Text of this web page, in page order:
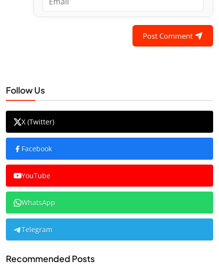
Post Comment
Follow Us
X (Twitter)
Facebook
YouTube
WhatsApp
Telegram
Recommended Posts